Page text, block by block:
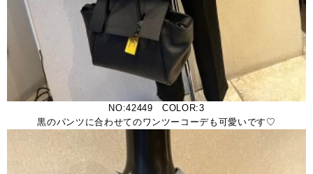
NO:42449 COLOR:3
黒のパンツに合わせてのワンツーコーデも可愛いです♡